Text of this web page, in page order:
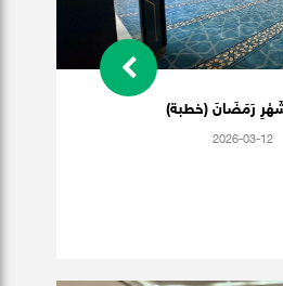
رَمَضَانَ (خطبة)
2026-03-12